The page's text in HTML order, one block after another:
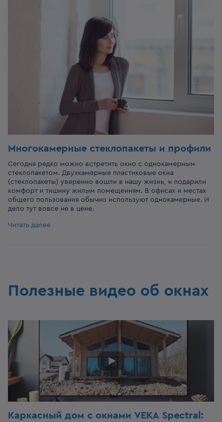
Многокамерные стеклопакеты и профили
Сегодня редко можно встретить окно с однокамерным
стеклопакетом. Двухкамерные пластиковые окна
(стеклопакеты) уверенно вошли в нашу жизнь, и подарили
комфорт и тишину жилым помещениям. В офисах и местах
общего пользования обычно используют однокамерные. И
дело тут вовсе не в цене.
Читать далее
Полезные видео об окнах
Каркасный дом c окнами VEKA Spectral: